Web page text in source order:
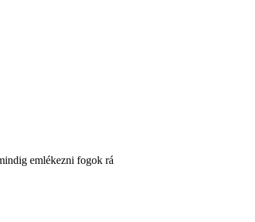
emlékezni fogok rá